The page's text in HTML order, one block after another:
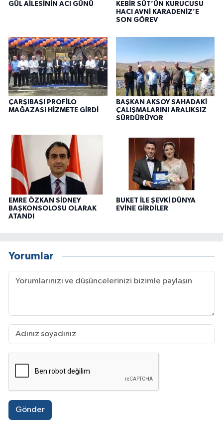
GÜL AİLESİNİN ACI GÜNÜ
KEBİR SÜT’ÜN KURUCUSU
HACI AVNİ KARADENİZ’E
SON GÖREV
ÇARŞIBAŞI PROFİLO
MAĞAZASI HİZMETE GİRDİ
BAŞKAN AKSOY SAHADAKİ
ÇALIŞMALARINI ARALIKSIZ
SÜRDÜRÜYOR
EMRE ÖZKAN SİDNEY
BAŞKONSOLOSU OLARAK
ATANDI
BUKET İLE ŞEVKİ DÜNYA
EVİNE GİRDİLER
Yorumlar
Gönder